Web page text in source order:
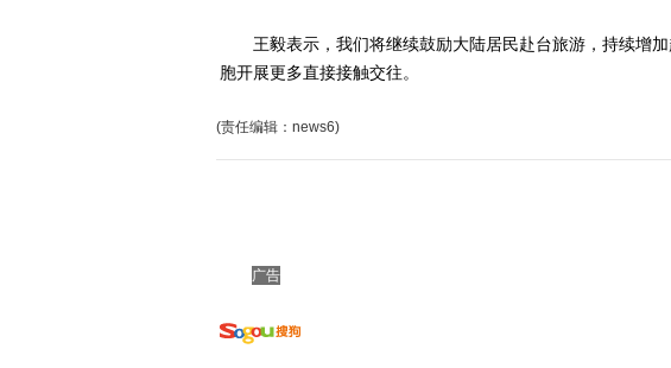
王毅表示，我们将继续鼓励大陆居民赴台旅游，持续增加
胞开展更多直接接触交往。
(责任编辑：news6)
广告